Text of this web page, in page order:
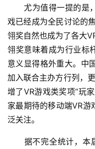
尤为值得一提的是，
戏已经成为全民讨论的
翎奖自然也成为了各大
翎奖意味着成为行业标
意义显得格外重大。中
加入联合主办方行列，
增了VR游戏类奖项“玩
家最期待的移动端VR游
泛关注。
据不完全统计，本